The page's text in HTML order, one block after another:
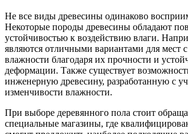
Не все виды древесины одинаково
Некоторые породы древесины обладают
устойчивостью к воздействию влаги.
являются отличными вариантами для мест
влажности благодаря их прочности и
деформации. Также существует
инженерную древесину, разработанную с
изменчивости влажности.
При выборе деревянного пола стоит
специальные магазины, где